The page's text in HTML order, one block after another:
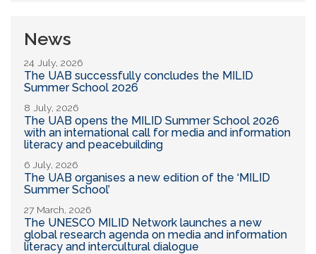
News
24 July, 2026
The UAB successfully concludes the MILID
Summer School 2026
8 July, 2026
The UAB opens the MILID Summer School 2026
with an international call for media and information
literacy and peacebuilding
6 July, 2026
The UAB organises a new edition of the ‘MILID
Summer School’
27 March, 2026
The UNESCO MILID Network launches a new
global research agenda on media and information
literacy and intercultural dialogue